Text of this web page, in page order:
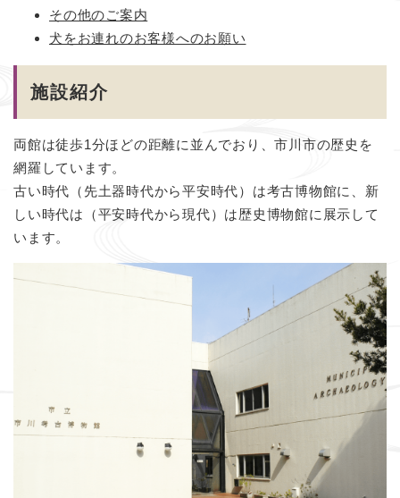
その他のご案内
犬をお連れのお客様へのお願い
施設紹介
両館は徒歩1分ほどの距離に並んでおり、市川市の歴史を
網羅しています。
古い時代（先土器時代から平安時代）は考古博物館に、新
しい時代は（平安時代から現代）は歴史博物館に展示して
います。